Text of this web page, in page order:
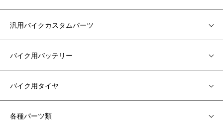
汎用バイクカスタムパーツ
バイク用バッテリー
バイク用タイヤ
各種パーツ類